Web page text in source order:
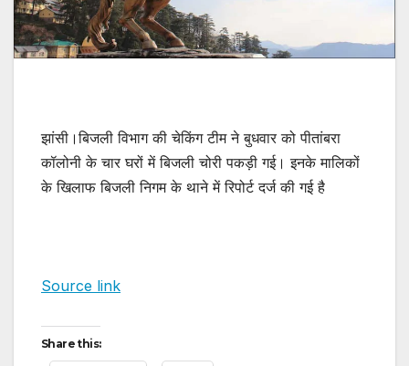
झांसी।बिजली विभाग की चेकिंग टीम ने बुधवार को पीतांबरा
कॉलोनी के चार घरों में बिजली चोरी पकड़ी गई। इनके मालिकों
के खिलाफ बिजली निगम के थाने में रिपोर्ट दर्ज की गई है
Source link
Share this: